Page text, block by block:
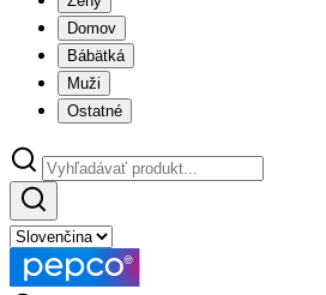
Domov
Bábätká
Muži
Ostatné